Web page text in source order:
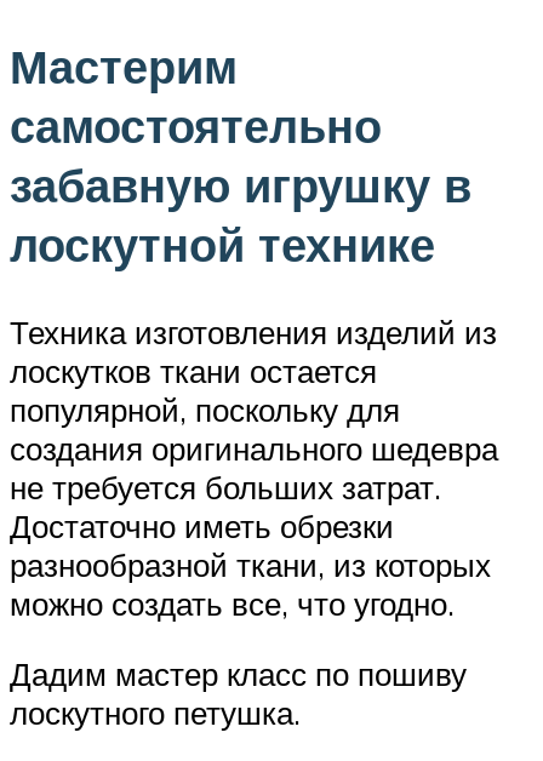
Мастерим
самостоятельно
забавную игрушку в
лоскутной технике
Техника изготовления изделий из
лоскутков ткани остается
популярной, поскольку для
создания оригинального шедевра
не требуется больших затрат.
Достаточно иметь обрезки
разнообразной ткани, из которых
можно создать все, что угодно.
Дадим мастер класс по пошиву
лоскутного петушка.